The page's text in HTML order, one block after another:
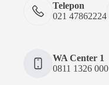
Telepon
021 47862224
WA Center 1
0811 1326 000